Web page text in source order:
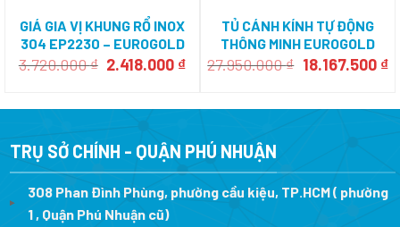
GIÁ GIA VỊ KHUNG RỔ INOX
304 EP2230 – EUROGOLD
3.720.000₫ Giá
3.720.000 ₫.
2.418.000 ₫Giá
là:
TỦ CÁNH KÍNH TỰ ĐỘNG
THÔNG MINH EUROGOLD
ESM2090
27.950.000₫ Giá
27.950.000 ₫.
18.167.500 ₫
TRỤ SỞ CHÍNH - QUẬN PHÚ NHUẬN
308 Phan Đình Phùng, phường cầu kiệu, TP.HCM ( phường
1 , Quận Phú Nhuận cũ)